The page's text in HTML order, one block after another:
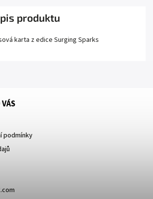
produktu
karta z edice Surging Sparks
podmínky